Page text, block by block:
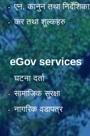
एन, कानुन तथा निर्देशिका
कर तथा शुल्कहरु
eGov services
घटना दर्ता
सामाजिक सुरक्षा
नागरिक वडापत्र